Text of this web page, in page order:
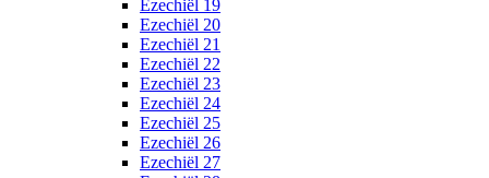
Ezechiël 19
Ezechiël 20
Ezechiël 21
Ezechiël 22
Ezechiël 23
Ezechiël 24
Ezechiël 25
Ezechiël 26
Ezechiël 27